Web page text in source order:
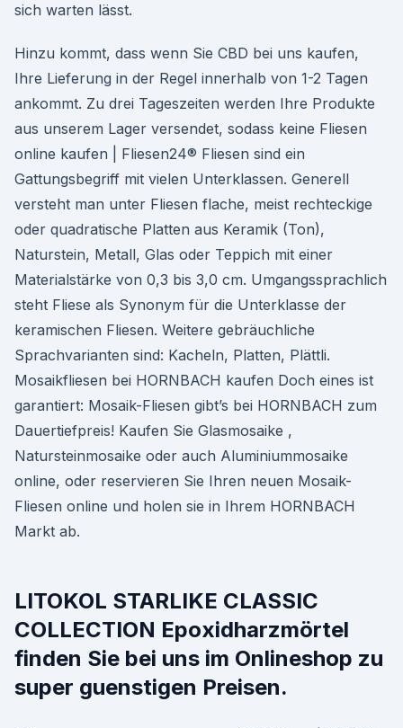
sich warten lässt.
Hinzu kommt, dass wenn Sie CBD bei uns kaufen,
Ihre Lieferung in der Regel innerhalb von 1-2 Tagen
ankommt. Zu drei Tageszeiten werden Ihre Produkte
aus unserem Lager versendet, sodass keine Fliesen
online kaufen | Fliesen24® Fliesen sind ein
Gattungsbegriff mit vielen Unterklassen. Generell
versteht man unter Fliesen flache, meist rechteckige
oder quadratische Platten aus Keramik (Ton),
Naturstein, Metall, Glas oder Teppich mit einer
Materialstärke von 0,3 bis 3,0 cm. Umgangssprachlich
steht Fliese als Synonym für die Unterklasse der
keramischen Fliesen. Weitere gebräuchliche
Sprachvarianten sind: Kacheln, Platten, Plättli.
Mosaikfliesen bei HORNBACH kaufen Doch eines ist
garantiert: Mosaik-Fliesen gibt’s bei HORNBACH zum
Dauertiefpreis! Kaufen Sie Glasmosaike ,
Natursteinmosaike oder auch Aluminiummosaike
online, oder reservieren Sie Ihren neuen Mosaik-
Fliesen online und holen sie in Ihrem HORNBACH
Markt ab.
LITOKOL STARLIKE CLASSIC
COLLECTION Epoxidharzmörtel
finden Sie bei uns im Onlineshop zu
super guenstigen Preisen.